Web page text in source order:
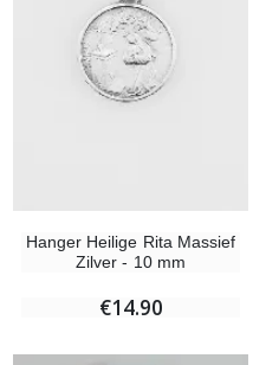
Hanger Heilige Rita Massief
Zilver - 10 mm
€14.90